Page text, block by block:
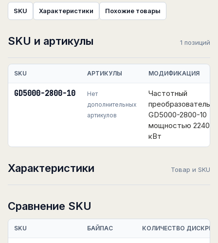
SKU Характеристики Похожие товары
SKU и артикулы 1 позиций
SKU АРТИКУЛЫ МОДИФИКАЦИЯ
GD5000-2800-10
Нет
дополнительных
артикулов
Частотный
преобразователь
GD5000-2800-10
мощностью 2240
кВт
Характеристики Товар и SKU
Сравнение SKU
SKU БАЙПАС КОЛИЧЕСТВО